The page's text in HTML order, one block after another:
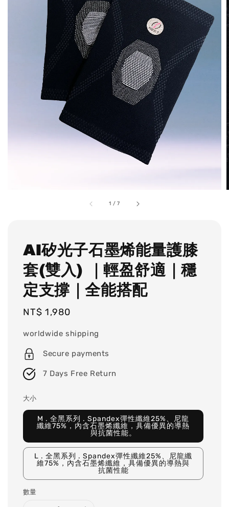
1 /7
AI矽光子石墨烯能量護膝
套(雙入) ｜輕盈舒適｜穩
定支撐｜全能搭配
Regular
NT$ 1,980
worldwide shipping
Secure payments
7 Days Free Return
大小
M . 全黑系列 . Spandex彈性纖維25%、尼龍
纖維75%，內含石墨烯纖維，具備優異的導熱
與抗菌性能。
L . 全黑系列 . Spandex彈性纖維25%、尼龍纖
維75%，內含石墨烯纖維，具備優異的導熱與
抗菌性能
數量